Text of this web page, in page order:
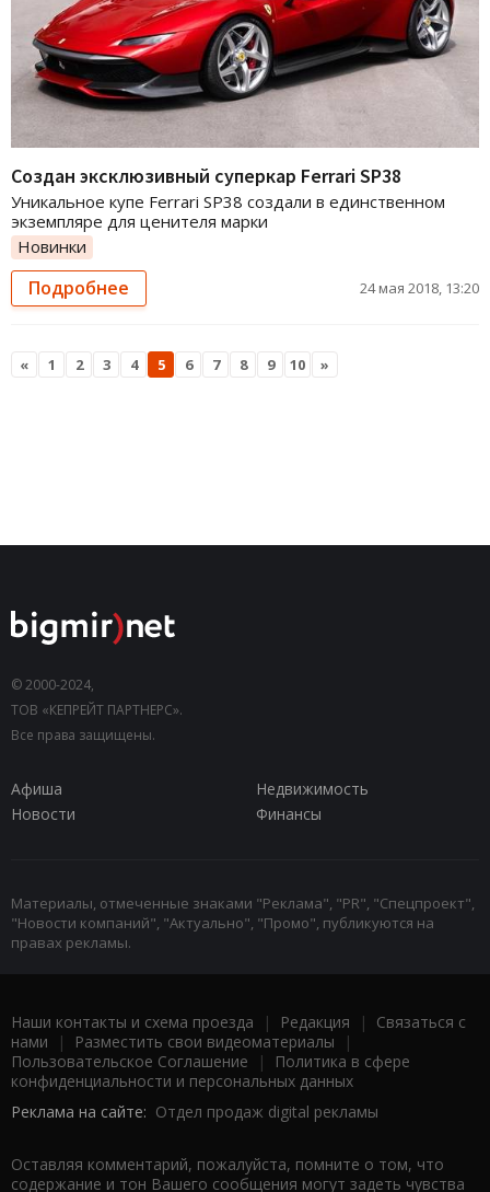
Создан эксклюзивный суперкар Ferrari SP38
Уникальное купе Ferrari SP38 создали в единственном
экземпляре для ценителя марки
Новинки
Подробнее 24 мая 2018, 13:20
« 1 2 3 4 5 6 7 8 9 10 »
© 2000-2024,
ТОВ «КЕПРЕЙТ ПАРТНЕРС».
Все права защищены.
Афиша
Недвижимость
Новости
Финансы
Материалы, отмеченные знаками "Реклама", "PR", "Спецпроект",
"Новости компаний", "Актуально", "Промо", публикуются на
правах рекламы.
Наши контакты и схема проезда | Редакция | Связаться с
нами | Разместить свои видеоматериалы |
Пользовательское Соглашение |
Политика в сфере
конфиденциальности и персональных данных
Реклама на сайте: Отдел продаж digital рекламы
Оставляя комментарий, пожалуйста, помните о том, что
содержание и тон Вашего сообщения могут задеть чувства